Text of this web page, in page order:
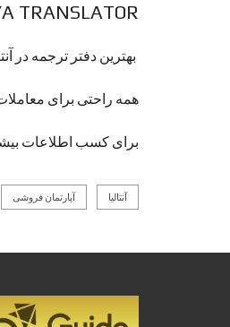
TRANSLATOR
بهترین دفتر ترجمه در
همه راحتی برای
برای کسب اطلاعات بیشتر
آنتالیا آپارتمان فروشی